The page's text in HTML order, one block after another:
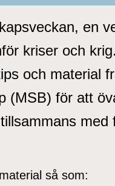
en
kriser och
och material
(MSB) för att
med
så som: